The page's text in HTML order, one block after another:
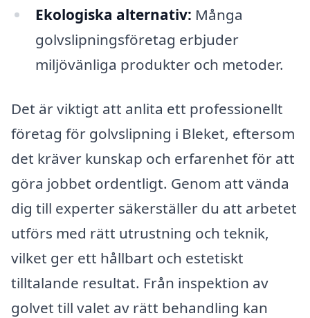
Ekologiska alternativ: Många
golvslipningsföretag erbjuder
miljövänliga produkter och metoder.
Det är viktigt att anlita ett professionellt
företag för golvslipning i Bleket, eftersom
det kräver kunskap och erfarenhet för att
göra jobbet ordentligt. Genom att vända
dig till experter säkerställer du att arbetet
utförs med rätt utrustning och teknik,
vilket ger ett hållbart och estetiskt
tilltalande resultat. Från inspektion av
golvet till valet av rätt behandling kan